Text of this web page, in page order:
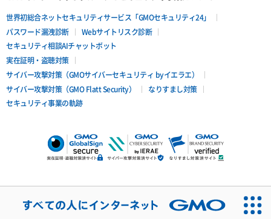
世界初総合ネットセキュリティサービス「GMOセキュリティ24」
パスワード漏洩診断
Webサイトリスク診断
セキュリティ相談AIチャットボット
実在証明・盗聴対策
サイバー攻撃対策（GMOサイバーセキュリティ byイエラエ）
サイバー攻撃対策（GMO Flatt Security）
なりすまし対策
セキュリティ事業の軌跡